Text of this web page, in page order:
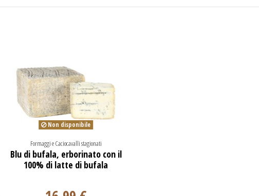
Non disponibile
Formaggi e Caciocavalli stagionati
Blu di bufala, erborinato con il
100% di latte di bufala